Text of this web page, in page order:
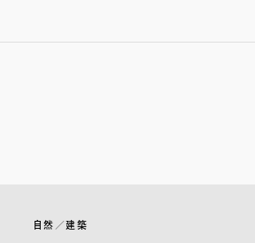
自然／建築